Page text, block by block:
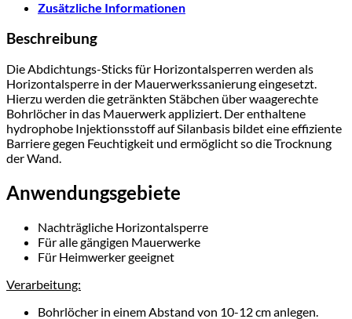
Zusätzliche Informationen
Beschreibung
Die Abdichtungs-Sticks für Horizontalsperren werden als
Horizontalsperre in der Mauerwerkssanierung eingesetzt.
Hierzu werden die getränkten Stäbchen über waagerechte
Bohrlöcher in das Mauerwerk appliziert. Der enthaltene
hydrophobe Injektionsstoff auf Silanbasis bildet eine effiziente
Barriere gegen Feuchtigkeit und ermöglicht so die Trocknung
der Wand.
Anwendungsgebiete
Nachträgliche Horizontalsperre
Für alle gängigen Mauerwerke
Für Heimwerker geeignet
Verarbeitung:
Bohrlöcher in einem Abstand von 10-12 cm anlegen.